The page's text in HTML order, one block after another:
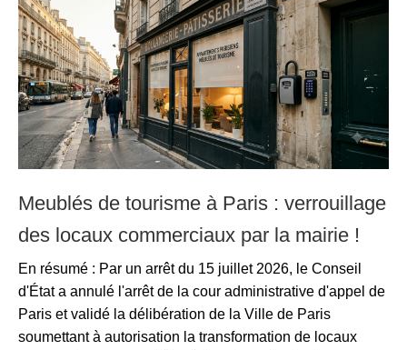
Meublés de tourisme à Paris : verrouillage
des locaux commerciaux par la mairie !
En résumé : Par un arrêt du 15 juillet 2026, le Conseil
d'État a annulé l'arrêt de la cour administrative d'appel de
Paris et validé la délibération de la Ville de Paris
soumettant à autorisation la transformation de locaux